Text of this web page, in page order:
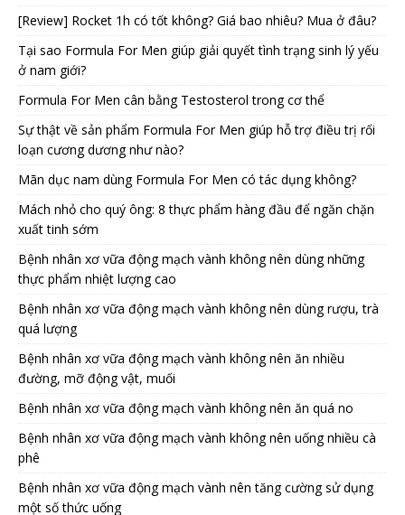
[Review] Rocket 1h có tốt không? Giá bao nhiêu? Mua ở đâu?
Tại sao Formula For Men giúp giải quyết tình trạng sinh lý yếu
ở nam giới?
Formula For Men cân bằng Testosterol trong cơ thể
Sự thật về sản phẩm Formula For Men giúp hỗ trợ điều trị rối
loạn cương dương như nào?
Mãn dục nam dùng Formula For Men có tác dụng không?
Mách nhỏ cho quý ông: 8 thực phẩm hàng đầu để ngăn chặn
xuất tinh sớm
Bệnh nhân xơ vữa động mạch vành không nên dùng những
thực phẩm nhiệt lượng cao
Bệnh nhân xơ vữa động mạch vành không nên dùng rượu, trà
quá lượng
Bệnh nhân xơ vữa động mạch vành không nên ăn nhiều
đường, mỡ động vật, muối
Bệnh nhân xơ vữa động mạch vành không nên ăn quá no
Bệnh nhân xơ vữa động mạch vành không nên uống nhiều cà
phê
Bệnh nhân xơ vữa động mạch vành nên tăng cường sử dụng
một số thức uống